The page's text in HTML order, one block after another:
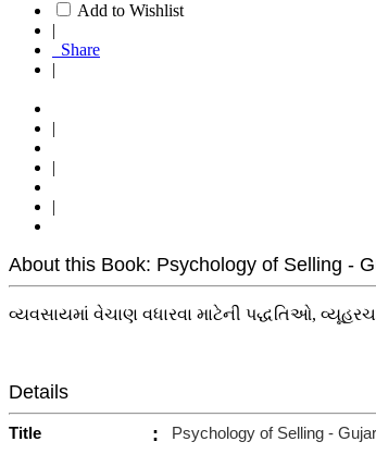
Add to Wishlist
|
Share
|
|
|
|
About this Book: Psychology of Selling
વ્યવસાયમાં વેચાણ વધારવા માટેની પદ્ધતિઓ,
Details
Title :
Psychology of Selling -